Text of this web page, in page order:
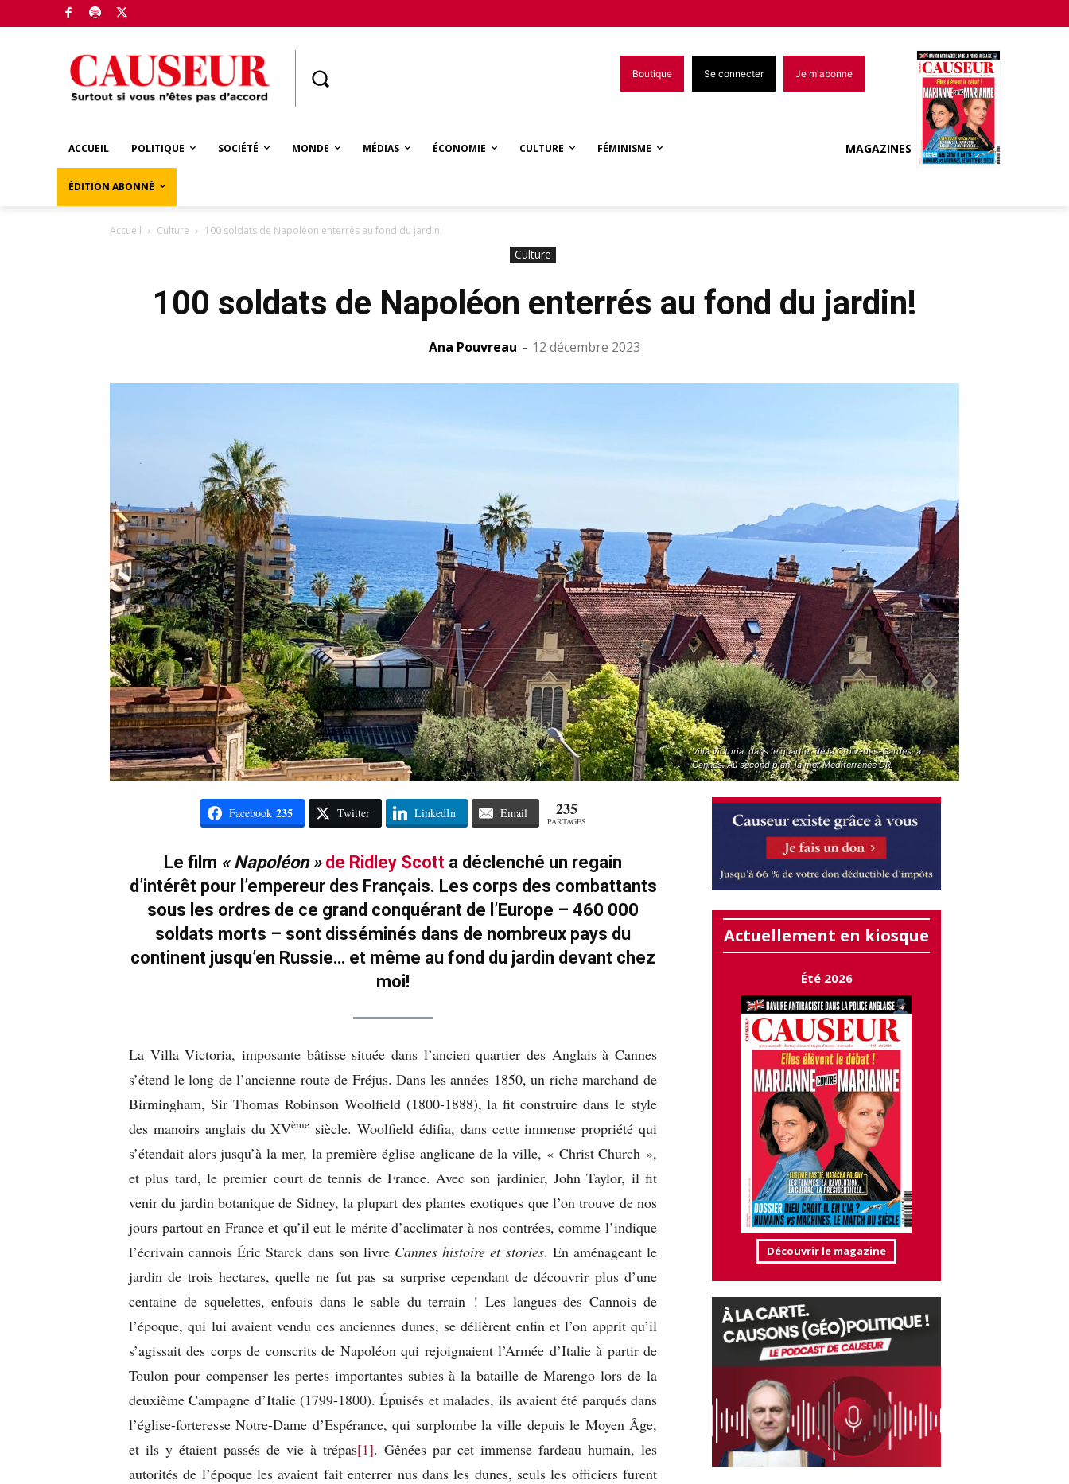
Boutique Se connecter Je m'abonne
ACCUEIL POLITIQUE SOCIÉTÉ MONDE MÉDIAS ÉCONOMIE CULTURE FÉMINISME
ÉDITION ABONNÉ
MAGAZINES
Accueil Culture 100 soldats de Napoléon enterrés au fond du jardin!
Culture
100 soldats de Napoléon enterrés au fond du jardin!
Ana Pouvreau - 12 décembre 2023
Villa Victoria, dans le quartier de la Croix-des-Gardes, à
Cannes. Au second plan, la mer Méditerranée DR.
Facebook 235 Twitter LinkedIn Email 235
PARTAGES
Le film « Napoléon » de Ridley Scott a déclenché un regain
d’intérêt pour l’empereur des Français. Les corps des combattants
sous les ordres de ce grand conquérant de l’Europe – 460 000
soldats morts – sont disséminés dans de nombreux pays du
continent jusqu’en Russie… et même au fond du jardin devant chez
moi!
La Villa Victoria, imposante bâtisse située dans l’ancien quartier des Anglais à Cannes
s’étend le long de l’ancienne route de Fréjus. Dans les années 1850, un riche marchand de
Birmingham, Sir Thomas Robinson Woolfield (1800-1888), la fit construire dans le style
des manoirs anglais du XVème siècle. Woolfield édifia, dans cette immense propriété qui
s’étendait alors jusqu’à la mer, la première église anglicane de la ville, « Christ Church »,
et plus tard, le premier court de tennis de France. Avec son jardinier, John Taylor, il fit
venir du jardin botanique de Sidney, la plupart des plantes exotiques que l’on trouve de nos
jours partout en France et qu’il eut le mérite d’acclimater à nos contrées, comme l’indique
l’écrivain cannois Éric Starck dans son livre Cannes histoire et stories. En aménageant le
jardin de trois hectares, quelle ne fut pas sa surprise cependant de découvrir plus d’une
centaine de squelettes, enfouis dans le sable du terrain ! Les langues des Cannois de
l’époque, qui lui avaient vendu ces anciennes dunes, se délièrent enfin et l’on apprit qu’il
s’agissait des corps de conscrits de Napoléon qui rejoignaient l’Armée d’Italie à partir de
Toulon pour compenser les pertes importantes subies à la bataille de Marengo lors de la
deuxième Campagne d’Italie (1799-1800). Épuisés et malades, ils avaient été parqués dans
l’église-forteresse Notre-Dame d’Espérance, qui surplombe la ville depuis le Moyen Âge,
et ils y étaient passés de vie à trépas[1]. Gênées par cet immense fardeau humain, les
autorités de l’époque les avaient fait enterrer nus dans les dunes, seuls les officiers furent
Actuellement en kiosque
Été 2026
Découvrir le magazine